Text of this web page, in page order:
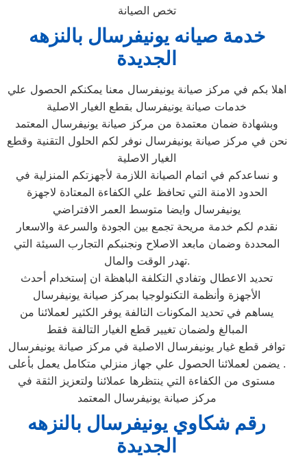
تخص الصيانة
خدمة صيانه يونيفرسال بالنزهه
الجديدة
اهلا بكم في مركز صيانة يونيفرسال معنا يمكنكم الحصول علي
خدمات صيانة يونيفرسال بقطع الغيار الاصلية
وبشهادة ضمان معتمدة من مركز صيانة يونيفرسال المعتمد
نحن في مركز صيانة يونيفرسال نوفر لكم الحلول التقنية وقطع
الغيار الاصلية
و نساعدكم في اتمام الصيانة اللازمة لأجهزتكم المنزلية في
الحدود الامنة التي تحافظ علي الكفاءة المعتادة لاجهزة
يونيفرسال وايضا متوسط العمر الافتراضي
نقدم لكم خدمة مريحة تجمع بين الجودة والسرعة والاسعار
المحددة وضمان مابعد الاصلاح ونجنبكم التجارب السيئة التي
تهدر الوقت والمال.
تحديد الاعطال وتفادي التكلفة الباهظة ان إستخدام أحدث
الأجهزة وأنظمة التكنولوجيا بمركز صيانة يونيفرسال
يساهم في تحديد المكونات التالفة يوفر الكثير لعملائنا من
المبالغ ولضمان تغيير قطع الغيار التالفة فقط
توافر قطع غيار يونيفرسال الاصلية في مركز صيانة يونيفرسال
. يضمن لعملائنا الحصول علي جهاز منزلي متكامل يعمل بأعلى
مستوى من الكفاءة التي ينتظرها عملائنا ولتعزيز الثقة في
مركز صيانة يونيفرسال المعتمد
رقم شكاوي يونيفرسال بالنزهه
الجديدة